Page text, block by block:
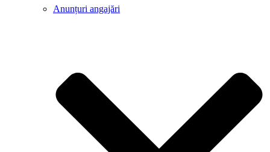
Anunțuri angajări